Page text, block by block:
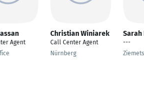
Agent
Christian Winiarek
Call Center Agent
Nürnberg
Sarah
---